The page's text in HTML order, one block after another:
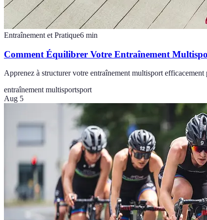
Entraînement et Pratique6 min
Comment Équilibrer Votre Entraînement
Apprenez à structurer votre entraînement multisport
entraînement multisportsport
Aug 5